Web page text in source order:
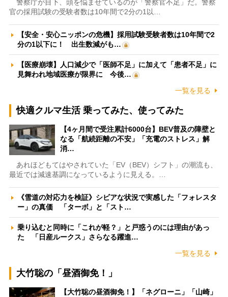
警察庁が目下、頭を悩ませているのが「警察官不足」だ。警察
官の採用試験の受験者数は10年間で2分の1以…
【安全・安心ニッポンの危機】採用試験受験者数は10年間で2
分の1以下に！ 出生数減がも…
【医療崩壊】人口減少で「医師不足」に加えて「患者不足」に
見舞われ地域医療が限界に 今後…
一覧を見る
快適クルマ生活 乗ってみた、使ってみた
【4ヶ月間で受注累計6000台】BEV普及の障壁と
なる「航続距離の不安」「充電のストレス」解
消…
あれほどもてはやされていた「EV（BEV）シフト」の潮流も、
最近では減速基調になっているように見える。…
《雪道の対応力を検証》シビアな状況で実感した「フォレスタ
ー」の真価 「ターボ」と「スト…
乗り込むと同時に「これが軽？」と戸惑うのには理由があっ
た 「日産ルークス」さらなる躍進…
一覧を見る
大竹聡の「昼酒御免！」
【大竹聡の昼酒御免！】「ネグローニ」「山崎」